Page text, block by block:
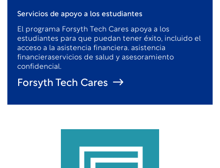
Servicios de apoyo a los estudiantes
El programa Forsyth Tech Cares apoya a los
estudiantes para que puedan tener éxito, incluido el
acceso a la asistencia financiera. asistencia
financieraservicios de salud y asesoramiento
confidencial.
Forsyth Tech Cares